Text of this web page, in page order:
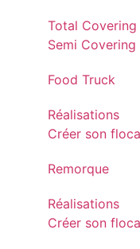
Total Covering
Semi Covering
Food Truck
Réalisations
Créer son
Remorque
Réalisations
Créer son